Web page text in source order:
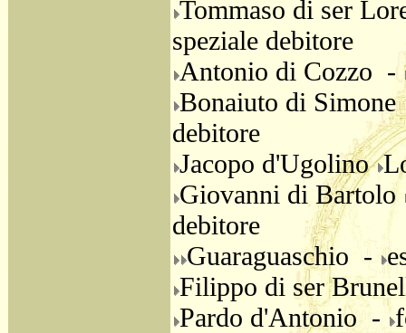
Tommaso di ser
speziale debitore
Antonio di Cozzo -
Bonaiuto di
debitore
Jacopo d'Ugolino
Giovanni di Bartolo
debitore
Guaraguaschio -
Filippo di ser
Pardo d'Antonio -